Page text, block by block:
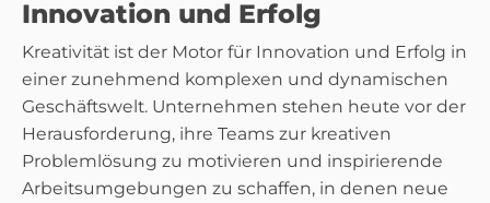
Innovation und Erfolg
Kreativität ist der Motor für Innovation und Erfolg in
einer zunehmend komplexen und dynamischen
Geschäftswelt. Unternehmen stehen heute vor der
Herausforderung, ihre Teams zur kreativen
Problemlösung zu motivieren und inspirierende
Arbeitsumgebungen zu schaffen, in denen neue